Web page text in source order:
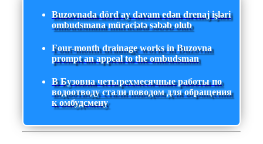
Buzovnada dörd ay davam edən drenaj işləri
ombudsmana müraciətə səbəb olub
Four-month drainage works in Buzovna
prompt an appeal to the ombudsman
В Бузовна четырехмесячные работы по
водоотводу стали поводом для обращения
к омбудсмену